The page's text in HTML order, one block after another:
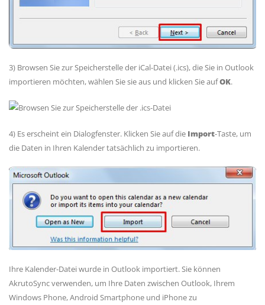
3) Browsen Sie zur Speicherstelle der iCal-Datei (.ics), die Sie in Outlook
importieren möchten, wählen Sie sie aus und klicken Sie aufOK.
4) Es erscheint ein Dialogfenster. Klicken Sie auf die Import-Taste, um
die Daten in Ihren Kalender tatsächlich zu importieren.
Ihre Kalender-Datei wurde in Outlook importiert. Sie können
AkrutoSync verwenden, um Ihre Daten zwischen Outlook, Ihrem
Windows Phone, Android Smartphone und iPhone zu